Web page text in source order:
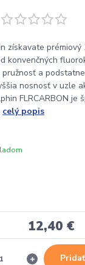
získavate
konvenčných
pružnosť a
nosnosť v uzle
FLRCARBON je
celý popis
12,40 €